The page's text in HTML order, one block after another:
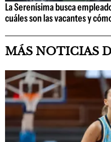
La Serenísima busca
cuáles son las vacantes y
MÁS NOTICIAS